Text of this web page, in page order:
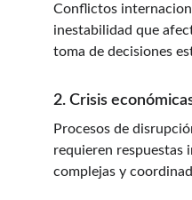
Conflictos
inestabilidad que
toma de decisiones
2. Crisis
Procesos de
requieren respuestas
complejas y